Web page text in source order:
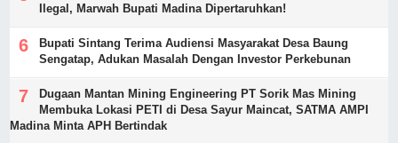
Ilegal, Marwah Bupati Madina Dipertaruhkan!
Bupati Sintang Terima Audiensi Masyarakat Desa Baung
Sengatap, Adukan Masalah Dengan Investor Perkebunan
Dugaan Mantan Mining Engineering PT Sorik Mas Mining
Membuka Lokasi PETI di Desa Sayur Maincat, SATMA AMPI
Madina Minta APH Bertindak